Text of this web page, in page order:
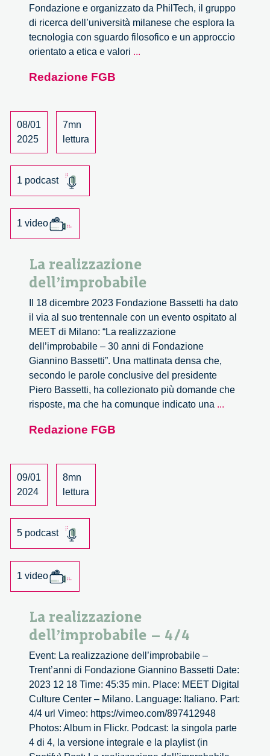
Fondazione e organizzato da PhilTech, il gruppo
di ricerca dell’università milanese che esplora la
tecnologia con sguardo filosofico e un approccio
orientato a etica e valori ...
Redazione FGB
08/01
2025
7mn
lettura
1 podcast
1 video
La realizzazione
dell’improbabile
Il 18 dicembre 2023 Fondazione Bassetti ha dato
il via al suo trentennale con un evento ospitato al
MEET di Milano: “La realizzazione
dell’improbabile – 30 anni di Fondazione
Giannino Bassetti”. Una mattinata densa che,
secondo le parole conclusive del presidente
Piero Bassetti, ha collezionato più domande che
risposte, ma che ha comunque indicato una ...
Redazione FGB
09/01
2024
8mn
lettura
5 podcast
1 video
La realizzazione
dell’improbabile – 4/4
Event: La realizzazione dell’improbabile –
Trent’anni di Fondazione Giannino Bassetti Date:
2023 12 18 Time: 45:35 min. Place: MEET Digital
Culture Center – Milano. Language: Italiano. Part:
4/4 url Vimeo: https://vimeo.com/897412948
Photos: Album in Flickr. Podcast: la singola parte
4 di 4, la versione integrale e la playlist (in